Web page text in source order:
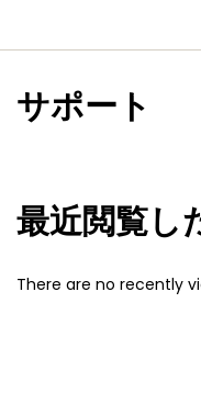
サポート
最近閲覧し
There are no recently